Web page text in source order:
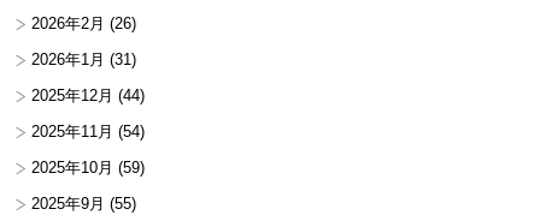
2026年2月 (26)
2026年1月 (31)
2025年12月 (44)
2025年11月 (54)
2025年10月 (59)
2025年9月 (55)